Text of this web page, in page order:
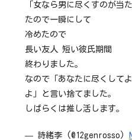
「女なら男に尽くすのが当
たので一瞬にして
冷めたので
長い友人 短い彼氏期間
終わりました。
なので「あなたに尽くして
よ」と言い捨てました。
しばらくは推し活します。
— 詩緒李 (@12genrosso)